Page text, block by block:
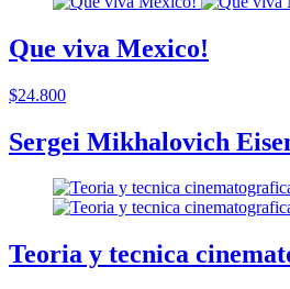
Que viva Mexico!
$24.800
Sergei Mikhalovich
Teoria y tecnica